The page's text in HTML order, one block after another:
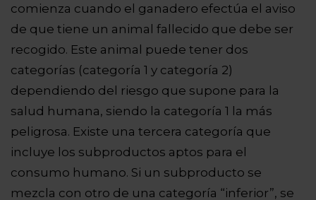
comienza cuando el ganadero efectúa el aviso
de que tiene un animal fallecido que debe ser
recogido. Este animal puede tener dos
categorías (categoría 1 y categoría 2)
dependiendo del riesgo que supone para la
salud humana, siendo la categoría 1 la más
peligrosa. Existe una tercera categoría que
incluye los subproductos aptos para el
consumo humano. Si un subproducto se
mezcla con otro de una categoría “inferior”, se